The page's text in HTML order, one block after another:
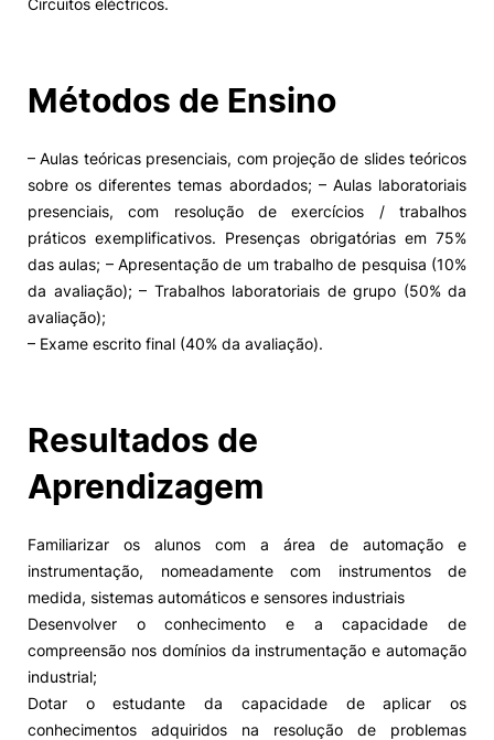
Projetos PRR
Magazine
Eventos
Circuitos eléctricos.
Métodos de Ensino
– Aulas teóricas presenciais, com projeção de slides teóricos
sobre os diferentes temas abordados; – Aulas laboratoriais
presenciais, com resolução de exercícios / trabalhos
práticos exemplificativos. Presenças obrigatórias em 75%
das aulas; – Apresentação de um trabalho de pesquisa (10%
da avaliação); – Trabalhos laboratoriais de grupo (50% da
avaliação);
– Exame escrito final (40% da avaliação).
Resultados de
Aprendizagem
Familiarizar os alunos com a área de automação e
instrumentação, nomeadamente com instrumentos de
medida, sistemas automáticos e sensores industriais
Desenvolver o conhecimento e a capacidade de
compreensão nos domínios da instrumentação e automação
industrial;
Dotar o estudante da capacidade de aplicar os
conhecimentos adquiridos na resolução de problemas